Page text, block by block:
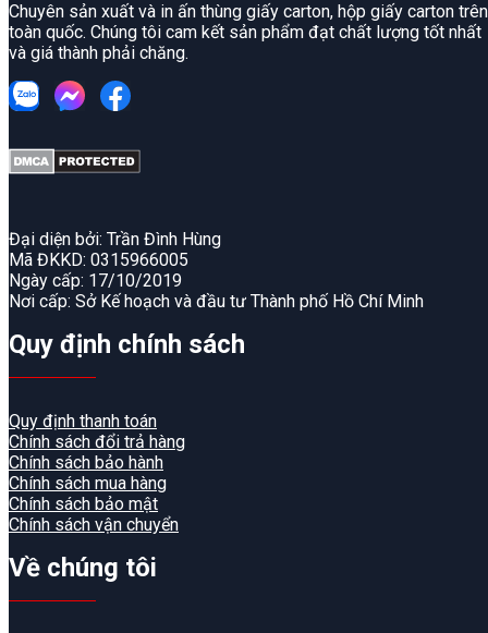
Chuyên sản xuất và in ấn thùng giấy carton, hộp giấy carton trên
toàn quốc. Chúng tôi cam kết sản phẩm đạt chất lượng tốt nhất
và giá thành phải chăng.
Đại diện bởi: Trần Đình Hùng
Mã ĐKKD: 0315966005
Ngày cấp: 17/10/2019
Nơi cấp: Sở Kế hoạch và đầu tư Thành phố Hồ Chí Minh
Quy định chính sách
Quy định thanh toán
Chính sách đổi trả hàng
Chính sách bảo hành
Chính sách mua hàng
Chính sách bảo mật
Chính sách vận chuyển
Về chúng tôi